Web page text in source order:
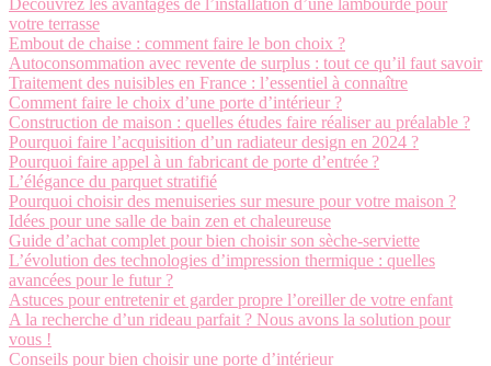
Découvrez les avantages de l’installation d’une lambourde pour
votre terrasse
Embout de chaise : comment faire le bon choix ?
Autoconsommation avec revente de surplus : tout ce qu’il faut savoir
Traitement des nuisibles en France : l’essentiel à connaître
Comment faire le choix d’une porte d’intérieur ?
Construction de maison : quelles études faire réaliser au préalable ?
Pourquoi faire l’acquisition d’un radiateur design en 2024 ?
Pourquoi faire appel à un fabricant de porte d’entrée ?
L’élégance du parquet stratifié
Pourquoi choisir des menuiseries sur mesure pour votre maison ?
Idées pour une salle de bain zen et chaleureuse
Guide d’achat complet pour bien choisir son sèche-serviette
L’évolution des technologies d’impression thermique : quelles
avancées pour le futur ?
Astuces pour entretenir et garder propre l’oreiller de votre enfant
A la recherche d’un rideau parfait ? Nous avons la solution pour
vous !
Conseils pour bien choisir une porte d’intérieur